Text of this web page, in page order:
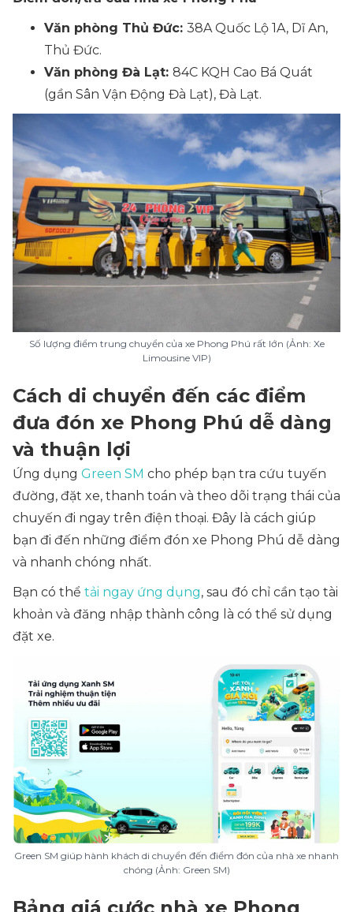
Văn phòng Thủ Đức: 38A Quốc Lộ 1A, Dĩ An,
Thủ Đức.
Văn phòng Đà Lạt: 84C KQH Cao Bá Quát
(gần Sân Vận Động Đà Lạt), Đà Lạt.
Số lượng điểm trung chuyển của xe Phong Phú rất lớn (Ảnh: Xe
Limousine VIP)
Cách di chuyển đến các điểm
đưa đón xe Phong Phú dễ dàng
và thuận lợi
Ứng dụng Green SM cho phép bạn tra cứu tuyến
đường, đặt xe, thanh toán và theo dõi trạng thái của
chuyến đi ngay trên điện thoại. Đây là cách giúp
bạn đi đến những điểm đón xe Phong Phú dễ dàng
và nhanh chóng nhất.
Bạn có thể tải ngay ứng dụng, sau đó chỉ cần tạo tài
khoản và đăng nhập thành công là có thể sử dụng
đặt xe.
Green SM giúp hành khách di chuyển đến điểm đón của nhà xe nhanh
chóng (Ảnh: Green SM)